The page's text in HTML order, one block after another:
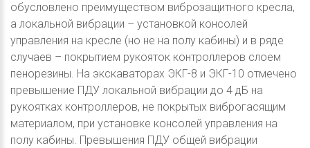
обусловлено преимуществом виброзащитного кресла,
а локальной вибрации – установкой консолей
управления на кресле (но не на полу кабины) и в ряде
случаев – покрытием рукояток контроллеров слоем
пенорезины. На экскаваторах ЭКГ-8 и ЭКГ-10 отмечено
превышение ПДУ локальной вибрации до 4 дБ на
рукоятках контроллеров, не покрытых виброгасящим
материалом, при установке консолей управления на
полу кабины. Превышения ПДУ общей вибрации